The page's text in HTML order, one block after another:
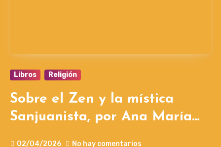
Libros Religión
Sobre el Zen y la mística
Sanjuanista, por Ana María
02/04/2026 No hay comentarios